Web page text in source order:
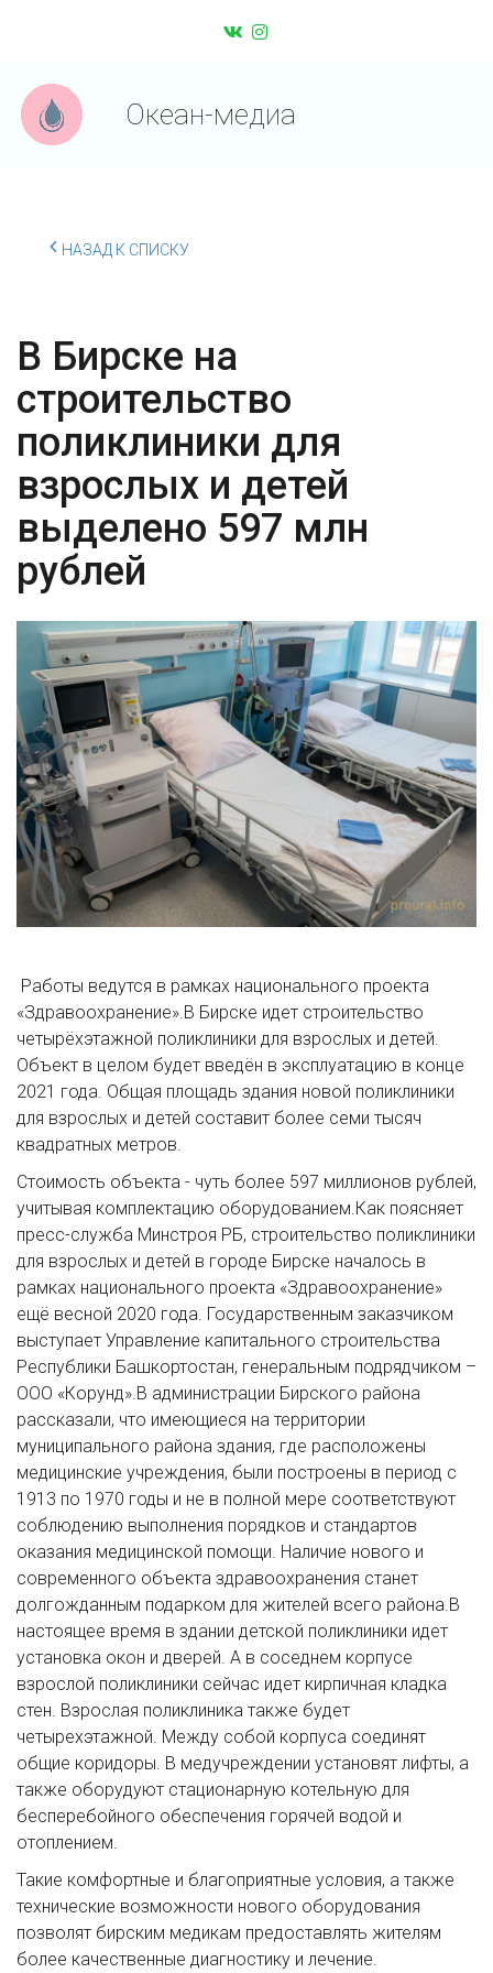
Океан-медиа
НАЗАД К СПИСКУ
В Бирске на
строительство
поликлиники для
взрослых и детей
выделено 597 млн
рублей
Работы ведутся в рамках национального проекта
«Здравоохранение».В Бирске идет строительство
четырёхэтажной поликлиники для взрослых и детей.
Объект в целом будет введён в эксплуатацию в конце
2021 года. Общая площадь здания новой поликлиники
для взрослых и детей составит более семи тысяч
квадратных метров.
Стоимость объекта - чуть более 597 миллионов рублей,
учитывая комплектацию оборудованием.Как поясняет
пресс-служба Минстроя РБ, строительство поликлиники
для взрослых и детей в городе Бирске началось в
рамках национального проекта «Здравоохранение»
ещё весной 2020 года. Государственным заказчиком
выступает Управление капитального строительства
Республики Башкортостан, генеральным подрядчиком –
ООО «Корунд».В администрации Бирского района
рассказали, что имеющиеся на территории
муниципального района здания, где расположены
медицинские учреждения, были построены в период с
1913 по 1970 годы и не в полной мере соответствуют
соблюдению выполнения порядков и стандартов
оказания медицинской помощи. Наличие нового и
современного объекта здравоохранения станет
долгожданным подарком для жителей всего района.В
настоящее время в здании детской поликлиники идет
установка окон и дверей. А в соседнем корпусе
взрослой поликлиники сейчас идет кирпичная кладка
стен. Взрослая поликлиника также будет
четырехэтажной. Между собой корпуса соединят
общие коридоры. В медучреждении установят лифты, а
также оборудуют стационарную котельную для
бесперебойного обеспечения горячей водой и
отоплением.
Такие комфортные и благоприятные условия, а также
технические возможности нового оборудования
позволят бирским медикам предоставлять жителям
более качественные диагностику и лечение.